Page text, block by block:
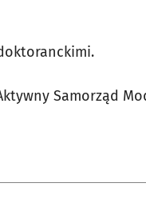
Samorząd